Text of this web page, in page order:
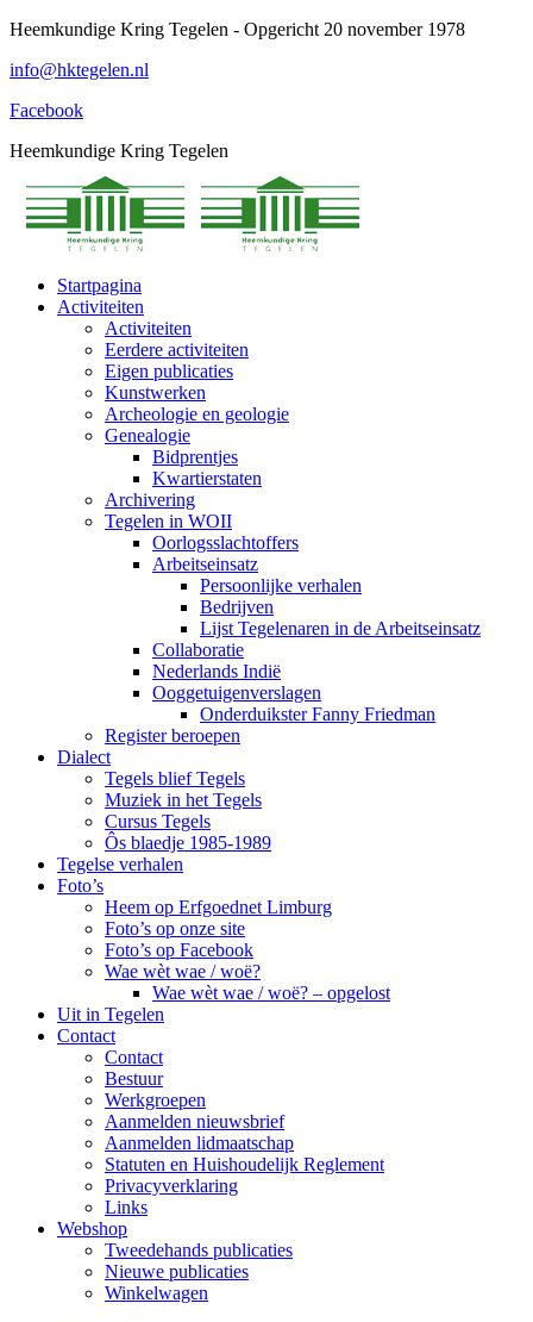
Spring
content
Heemkundige Kring Tegelen - Opgericht 20 november 1978
info@hktegelen.nl
Facebook
Heemkundige Kring Tegelen
Startpagina
Activiteiten
Activiteiten
Eerdere activiteiten
Eigen publicaties
Kunstwerken
Archeologie en geologie
Genealogie
Bidprentjes
Kwartierstaten
Archivering
Tegelen in WOII
Oorlogsslachtoffers
Arbeitseinsatz
Persoonlijke verhalen
Bedrijven
Lijst Tegelenaren in de Arbeitseinsatz
Collaboratie
Nederlands Indië
Ooggetuigenverslagen
Onderduikster Fanny Friedman
Register beroepen
Dialect
Tegels blief Tegels
Muziek in het Tegels
Cursus Tegels
Ôs blaedje 1985-1989
Tegelse verhalen
Foto’s
Heem op Erfgoednet Limburg
Foto’s op onze site
Foto’s op Facebook
Wae wèt wae / woë?
Wae wèt wae / woë? – opgelost
Uit in Tegelen
Contact
Contact
Bestuur
Werkgroepen
Aanmelden nieuwsbrief
Aanmelden lidmaatschap
Statuten en Huishoudelijk Reglement
Privacyverklaring
Links
Webshop
Tweedehands publicaties
Nieuwe publicaties
Winkelwagen